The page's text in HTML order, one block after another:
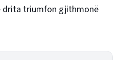
drita triumfon gjithmonë